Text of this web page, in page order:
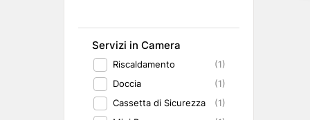
Servizi in Camera
Riscaldamento
(1)
Doccia
(1)
Cassetta di Sicurezza
(1)